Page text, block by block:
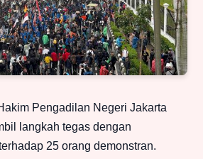
Pengadilan Negeri Jakarta
langkah tegas dengan
25 orang demonstran.